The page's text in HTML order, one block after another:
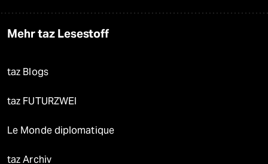
Mehr taz Lesestoff
taz Blogs
taz FUTURZWEI
Le Monde diplomatique
taz Archiv